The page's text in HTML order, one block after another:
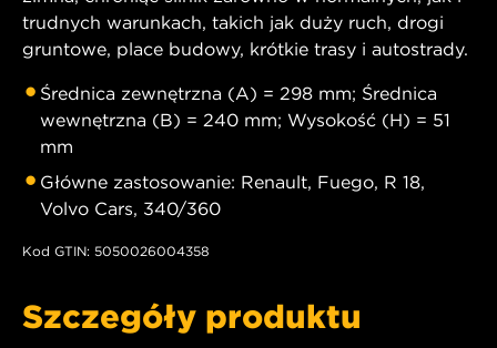
trudnych warunkach, takich jak duży ruch, drogi
gruntowe, place budowy, krótkie trasy i autostrady.
Średnica zewnętrzna (A) = 298 mm; Średnica
wewnętrzna (B) = 240 mm; Wysokość (H) = 51
mm
Główne zastosowanie: Renault, Fuego, R 18,
Volvo Cars, 340/360
Kod GTIN: 5050026004358
Szczegóły produktu